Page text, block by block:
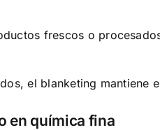
frescos o
el blanketing
en química fina